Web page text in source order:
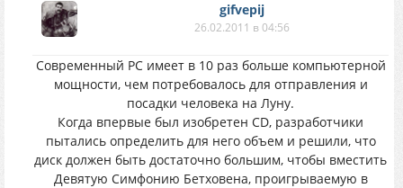
gifvepij
26.02.2011 в 04:56
Современный PC имеет в 10 раз больше компьютерной
мощности, чем потребовалось для отправления и
посадки человека на Луну.
Когда впервые был изобретен CD, разработчики
пытались определить для него объем и решили, что
диск должен быть достаточно большим, чтобы вместить
Девятую Симфонию Бетховена, проигрываемую в